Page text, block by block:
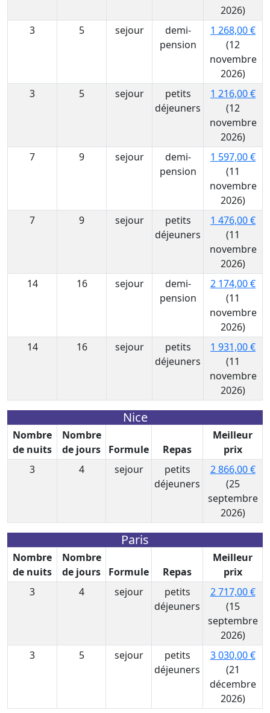
2026)
3
5 sejour
demi-
pension
1 268,00 €
(12
novembre
2026)
3
5 sejour
petits
déjeuners
1 216,00 €
(12
novembre
2026)
7
9 sejour
demi-
pension
1 597,00 €
(11
novembre
2026)
7
9 sejour
petits
déjeuners
1 476,00 €
(11
novembre
2026)
14
16 sejour
demi-
pension
2 174,00 €
(11
novembre
2026)
14
16 sejour
petits
déjeuners
1 931,00 €
(11
novembre
2026)
Nice
Nombre
de nuits
Nombre
de jours
Formule Repas
Meilleur
prix
3
4 sejour
petits
déjeuners
2 866,00 €
(25
septembre
2026)
Paris
Nombre
de nuits
Nombre
de jours
Formule Repas
Meilleur
prix
3
4 sejour
petits
déjeuners
2 717,00 €
(15
septembre
2026)
3
5 sejour
petits
déjeuners
3 030,00 €
(21
décembre
2026)